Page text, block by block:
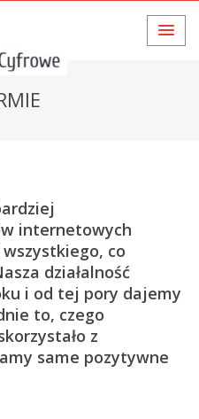
internetowych
co
działalność
i od tej pory dajemy
to, czego
z
same pozytywne